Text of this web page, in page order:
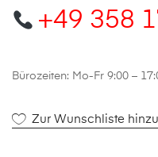
+49 358
Bürozeiten: Mo-Fr 9:00 –
Zur Wunschliste